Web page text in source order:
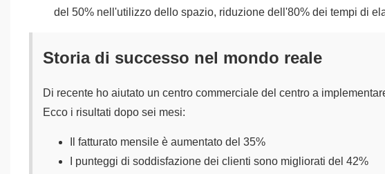
del 50% nell'utilizzo dello spazio, riduzione dell'80% dei tempi di
Storia di successo nel mondo reale
Di recente ho aiutato un centro commerciale del centro a
Ecco i risultati dopo sei mesi:
Il fatturato mensile è aumentato del 35%
I punteggi di soddisfazione dei clienti sono migliorati del 42%